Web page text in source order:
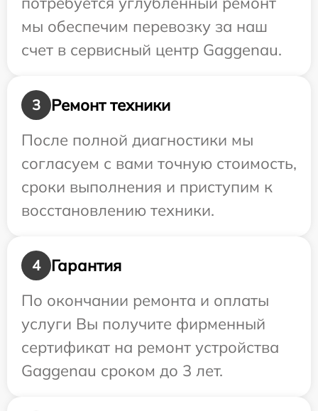
мы обеспечим перевозку за наш
счет в сервисный центр Gaggenau.
3
Ремонт техники
После полной диагностики мы
согласуем с вами точную стоимость,
сроки выполнения и приступим к
восстановлению техники.
4
Гарантия
По окончании ремонта и оплаты
услуги Вы получите фирменный
сертификат на ремонт устройства
Gaggenau сроком до 3 лет.